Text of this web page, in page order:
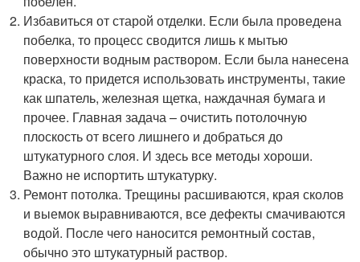
Избавиться от старой отделки. Если была проведена
побелка, то процесс сводится лишь к мытью
поверхности водным раствором. Если была нанесена
краска, то придется использовать инструменты, такие
как шпатель, железная щетка, наждачная бумага и
прочее. Главная задача – очистить потолочную
плоскость от всего лишнего и добраться до
штукатурного слоя. И здесь все методы хороши.
Важно не испортить штукатурку.
Ремонт потолка. Трещины расшиваются, края сколов
и выемок выравниваются, все дефекты смачиваются
водой. После чего наносится ремонтный состав,
обычно это штукатурный раствор.